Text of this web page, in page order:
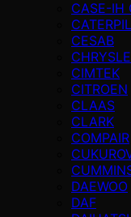
CASE-IH
CESAB
CIMTEK
CITROEN
CLAAS
CLARK
COMPAIR
DAEWOO
DAF